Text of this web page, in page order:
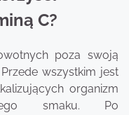
C?
poza swoją
wszystkim jest
organizm
smaku. Po